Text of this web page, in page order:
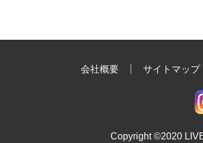
会社概要 サイトマップ
Copyright ©2020